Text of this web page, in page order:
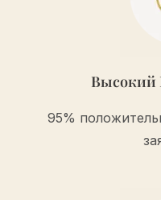
Высокий
95%